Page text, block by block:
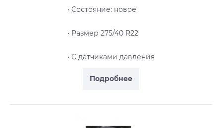
Подробнее
• Cостояние: новое
• Размер 275/40 R22
• С датчиками давления